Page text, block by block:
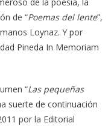
de la poesía, la
de “Poemas del lente”,
Loynaz. Y por
Pineda In Memoriam
“Las pequeñas
suerte de continuación
por la Editorial